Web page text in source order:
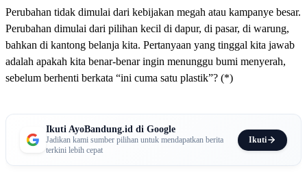
Perubahan tidak dimulai dari kebijakan megah atau kampanye besar.
Perubahan dimulai dari pilihan kecil di dapur, di pasar, di warung,
bahkan di kantong belanja kita. Pertanyaan yang tinggal kita jawab
adalah apakah kita benar-benar ingin menunggu bumi menyerah,
sebelum berhenti berkata “ini cuma satu plastik”? (*)
Ikuti AyoBandung.id di Google
Jadikan kami sumber pilihan untuk mendapatkan berita
terkini lebih cepat
Ikuti